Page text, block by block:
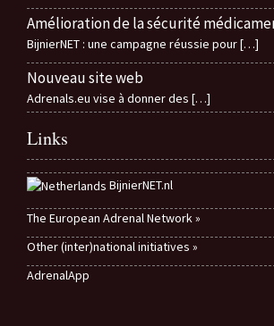
Amélioration de la sécurité
BijnierNET : une campagne réussie pour[…]
Nouveau site web
Adrenals.eu vise à donner des […]
Links
BijnierNET.nl
The European Adrenal Network »
Other (inter)national initiatives »
AdrenalApp